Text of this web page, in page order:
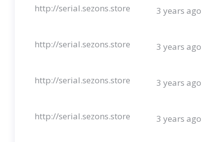
http://serial.sezons.store 3 years ago
http://serial.sezons.store 3 years ago
http://serial.sezons.store 3 years ago
http://serial.sezons.store 3 years ago